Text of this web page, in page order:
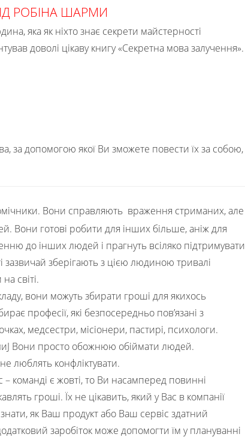
РОБІНА ШАРМИ
яка як ніхто знає секрети майстерності
доволі цікаву книгу «Секретна мова залучення».
за допомогою якої Ви зможете повести їх за собою,
Вони справляють враження стриманих, але
Вони готові робити для інших більше, аніж для
до інших людей і прагнуть всіляко підтримувати
зазвичай зберігають з цією людиною тривалі
світі.
вони можуть збирати гроші для якихось
професії, які безпосередньо пов’язані з
медсестри, місіонери, пастирі, психологи.
Вони просто обожнюю обіймати людей.
люблять конфліктувати.
команді є жовті, то Ви насамперед повинні
гроші. Їх не цікавить, який у Вас в компанії
як Ваш продукт або Ваш сервіс здатний
заробіток може допомогти їм у плануванні